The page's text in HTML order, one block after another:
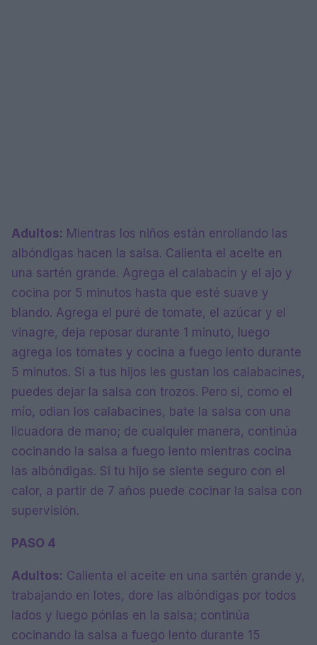
Adultos: Mientras los niños están enrollando las
albóndigas hacen la salsa. Calienta el aceite en
una sartén grande. Agrega el calabacín y el ajo y
cocina por 5 minutos hasta que esté suave y
blando. Agrega el puré de tomate, el azúcar y el
vinagre, deja reposar durante 1 minuto, luego
agrega los tomates y cocina a fuego lento durante
5 minutos. Si a tus hijos les gustan los calabacines,
puedes dejar la salsa con trozos. Pero si, como el
mío, odian los calabacines, bate la salsa con una
licuadora de mano; de cualquier manera, continúa
cocinando la salsa a fuego lento mientras cocina
las albóndigas. Si tu hijo se siente seguro con el
calor, a partir de 7 años puede cocinar la salsa con
supervisión.
PASO 4
Adultos: Calienta el aceite en una sartén grande y,
trabajando en lotes, dore las albóndigas por todos
lados y luego pónlas en la salsa; continúa
cocinando la salsa a fuego lento durante 15